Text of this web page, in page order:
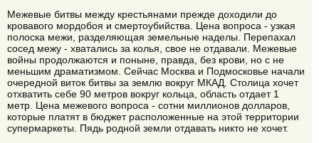
Межевые битвы между крестьянами прежде доходили до
кровавого мордобоя и смертоубийства. Цена вопроса - узкая
полоска межи, разделяющая земельные наделы. Перепахал
сосед межу - хватались за колья, свое не отдавали. Межевые
войны продолжаются и поныне, правда, без крови, но с не
меньшим драматизмом. Сейчас Москва и Подмосковье начали
очередной виток битвы за землю вокруг МКАД. Столица хочет
отхватить себе 90 метров вокруг кольца, область отдает 1
метр. Цена межевого вопроса - сотни миллионов долларов,
которые платят в бюджет расположенные на этой территории
супермаркеты. Пядь родной земли отдавать никто не хочет.